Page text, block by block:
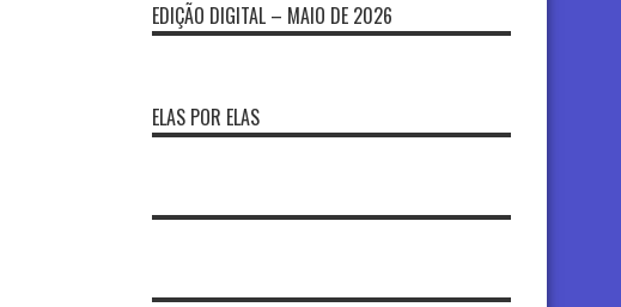
EDIÇÃO DIGITAL – MAIO DE 2026
ELAS POR ELAS